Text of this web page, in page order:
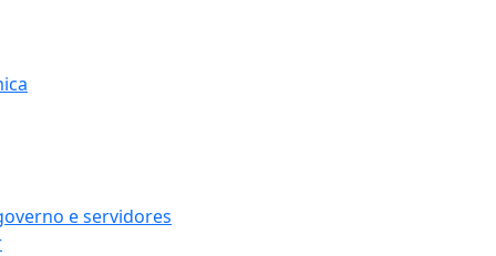
e servidores